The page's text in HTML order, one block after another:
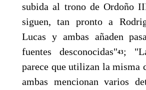
subida al trono de Ordoño
siguen, tan pronto a
Lucas y ambas aña­den
fuentes desconocidas"43;
parece que utilizan la misma
ambas mencionan varios